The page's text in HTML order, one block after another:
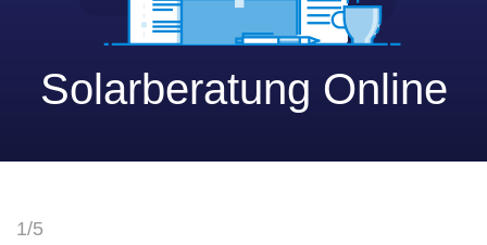
Solarberatung Online
1/5